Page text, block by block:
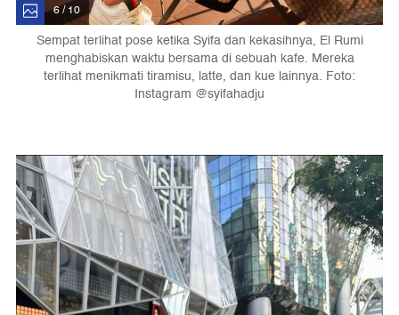
6 / 10
Sempat terlihat pose ketika Syifa dan kekasihnya, El Rumi
menghabiskan waktu bersama di sebuah kafe. Mereka
terlihat menikmati tiramisu, latte, dan kue lainnya. Foto:
Instagram @syifahadju